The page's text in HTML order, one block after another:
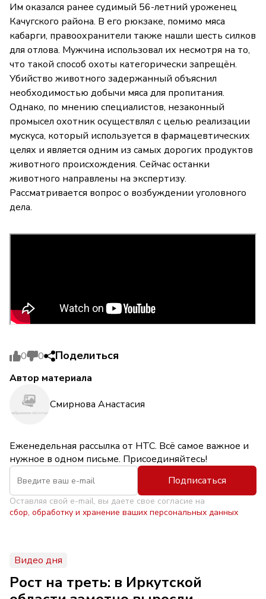
Им оказался ранее судимый 56-летний уроженец
Качугского района. В его рюкзаке, помимо мяса
кабарги, правоохранители также нашли шесть силков
для отлова. Мужчина использовал их несмотря на то,
что такой способ охоты категорически запрещён.
Убийство животного задержанный объяснил
необходимостью добычи мяса для пропитания.
Однако, по мнению специалистов, незаконный
промысел охотник осуществлял с целью реализации
мускуса, который используется в фармацевтических
целях и является одним из самых дорогих продуктов
животного происхождения. Сейчас останки
животного направлены на экспертизу.
Рассматривается вопрос о возбуждении уголовного
дела.
0 0 Поделиться
Автор материала
Смирнова Анастасия
Еженедельная рассылка от НТС. Всё самое важное и
нужное в одном письме. Присоединяйтесь!
Подписаться
Оставляя свой e-mail, вы даете свое согласие на
сбор, обработку и хранение ваших персональных данных
Видео дня
Рост на треть: в Иркутской